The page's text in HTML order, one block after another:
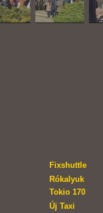
Fixshuttle
Rókalyuk
Tokio 170
Új Taxi